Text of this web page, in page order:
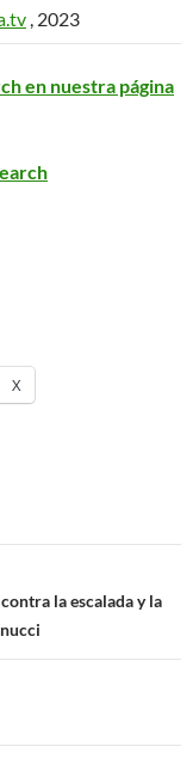
, 2023
en nuestra página
X
la escalada y la